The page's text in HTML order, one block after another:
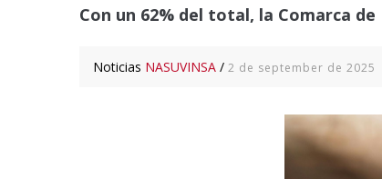
Con un 62% del total, la Comarca
Noticias NASUVINSA / 2 de september de 2025